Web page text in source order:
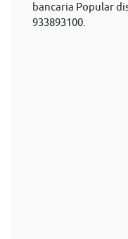
bancaria Popular
933893100.